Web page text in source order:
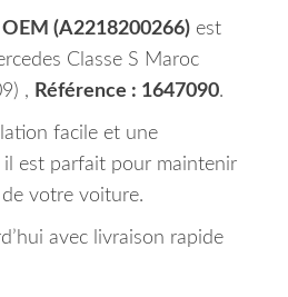
OEM (A2218200266) est
Classe S Maroc
, Référence : 1647090.
facile et une
il est parfait pour maintenir
de votre voiture.
avec livraison rapide